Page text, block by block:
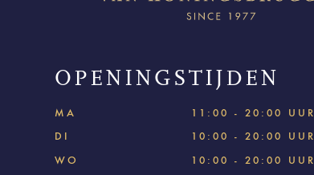
OPENINGSTIJDEN
MA
11:00 - 20:00 UUR
DI
10:00 - 20:00 UUR
WO
10:00 - 20:00 UUR